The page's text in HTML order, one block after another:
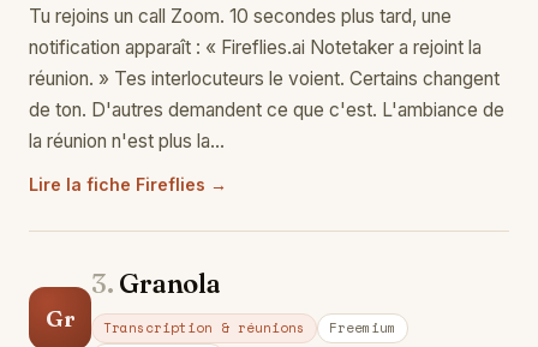
Tu rejoins un call Zoom. 10 secondes plus tard, une
notification apparaît : « Fireflies.ai Notetaker a rejoint la
réunion. » Tes interlocuteurs le voient. Certains changent
de ton. D'autres demandent ce que c'est. L'ambiance de
la réunion n'est plus la…
Lire la fiche Fireflies →
Gr
3. Granola
Transcription & réunions
Freemium